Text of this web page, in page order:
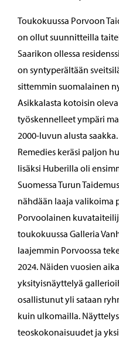
Toukokuussa Porvoon
on ollut suunnitteilla
Saarikon ollessa
on syntyperältään
sittemmin suomalainen
Asikkalasta kotoisin
työskennelleet ympäri
2000-luvun alusta
Remedies keräsi paljon
lisäksi Huberilla oli
Suomessa Turun
nähdään laaja valikoima
Porvoolainen
toukokuussa Galleria
laajemmin Porvoossa
2024. Näiden vuosien
yksityisnäyttelyä
osallistunut yli sataan
kuin ulkomailla.
teoskokonaisuudet ja